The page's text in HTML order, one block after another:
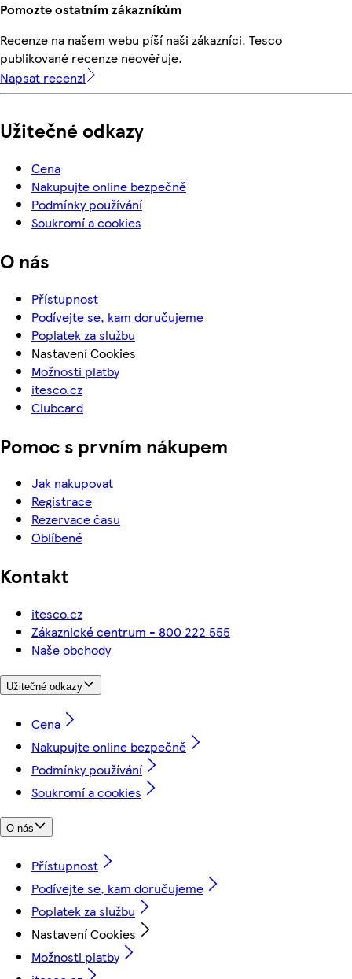
Pomozte ostatním zákazníkům
Recenze na našem webu píší naši zákazníci. Tesco
publikované recenze neověřuje.
Napsat recenzi
Užitečné odkazy
Cena
Nakupujte online bezpečně
Podmínky používání
Soukromí a cookies
O nás
Přístupnost
Podívejte se, kam doručujeme
Poplatek za službu
Nastavení Cookies
Možnosti platby
itesco.cz
Clubcard
Pomoc s prvním nákupem
Jak nakupovat
Registrace
Rezervace času
Oblíbené
Kontakt
itesco.cz
Zákaznické centrum - 800 222 555
Naše obchody
Užitečné odkazy
Cena
Nakupujte online bezpečně
Podmínky používání
Soukromí a cookies
O nás
Přístupnost
Podívejte se, kam doručujeme
Poplatek za službu
Nastavení Cookies
Možnosti platby